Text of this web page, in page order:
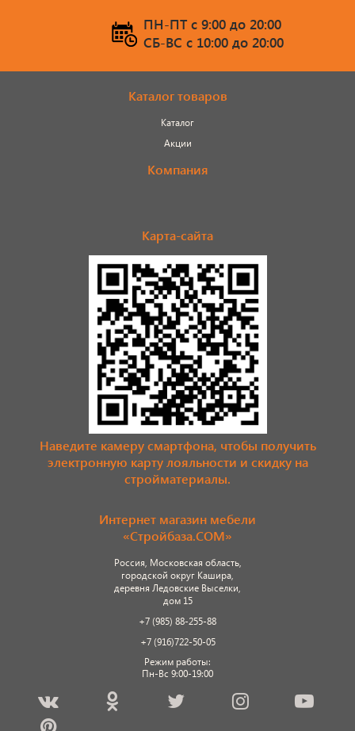
ПН-ПТ c 9:00 до 20:00
СБ-ВС c 10:00 до 20:00
Каталог товаров
Каталог
Акции
Компания
Карта-сайта
Наведите камеру смартфона, чтобы получить
электронную карту лояльности и скидку на
стройматериалы.
Интернет магазин мебели
«Стройбаза.COM»
Россия, Московская область,
городской округ Кашира,
деревня Ледовские Выселки,
дом 15
+7 (985) 88-255-88
+7 (916)722-50-05
Режим работы:
Пн-Вс 9:00-19:00